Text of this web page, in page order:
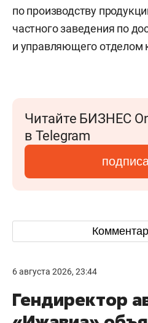
по производству
частного заведения по
и управляющего отделом
Читайте БИЗНЕС
в Telegram
6 августа 2026, 23:44
Гендиректор